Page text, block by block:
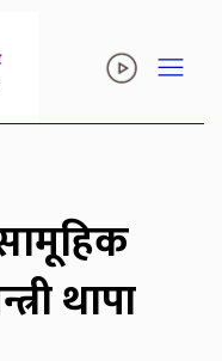
थापा